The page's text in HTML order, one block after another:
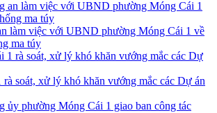
làm việc với UBND phường Móng Cái 1 về
ma túy
soát, xử lý khó khăn vướng mắc các Dự án